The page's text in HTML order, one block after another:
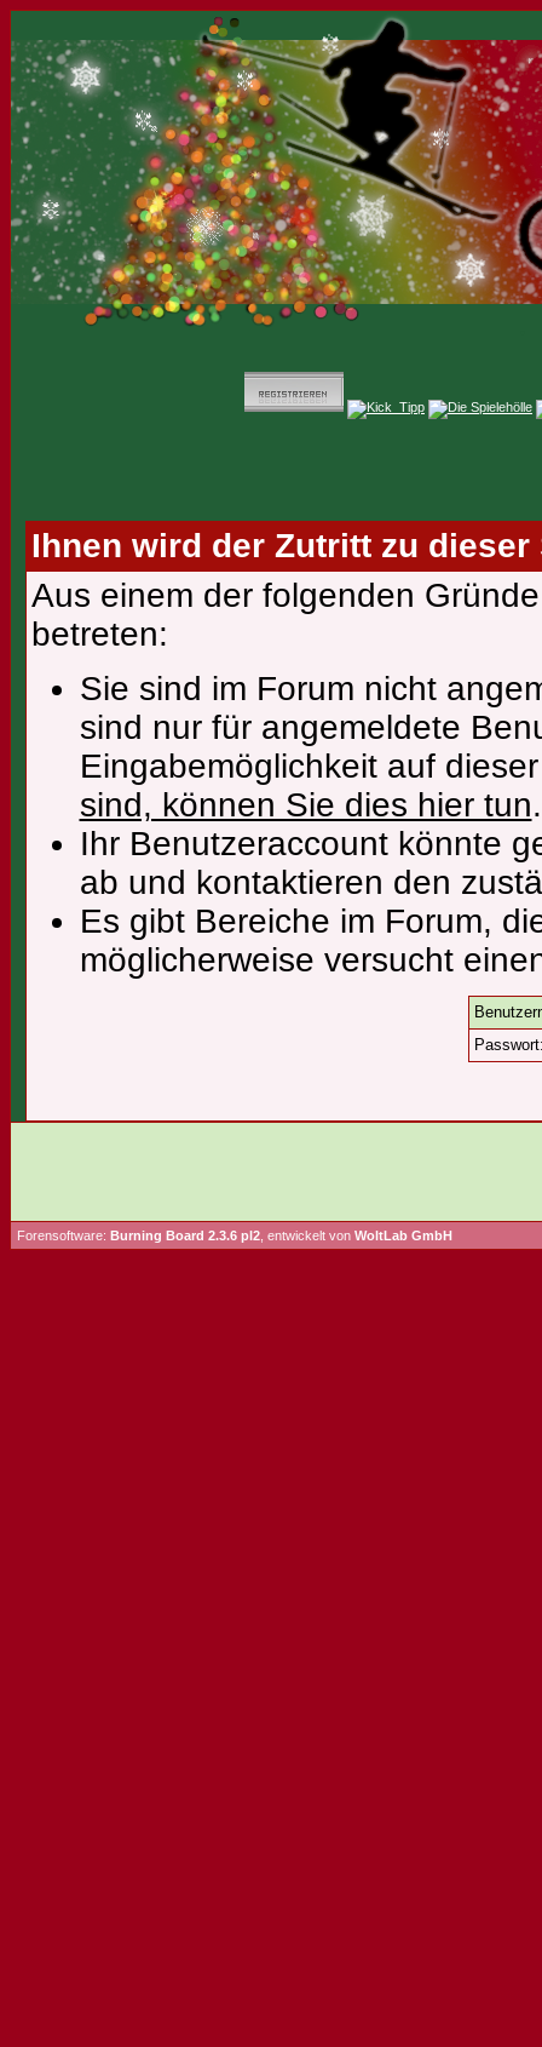
Ihnen wird der Zutritt zu dieser
Aus einem der folgenden
betreten:
Sie sind im Forum nicht
sind nur für angemeldete
Eingabemöglichkeit auf
sind, können Sie dies hier tun.
Ihr Benutzeraccount könnte
ab und kontaktieren den
Es gibt Bereiche im Forum,
möglicherweise versucht
Forensoftware: Burning Board 2.3.6 pl2 , entwickelt von WoltLab GmbH